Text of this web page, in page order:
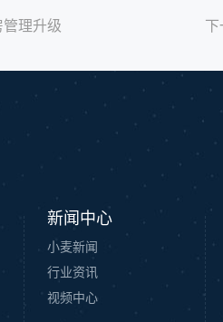
理升级 下
新闻中心
小麦新闻
行业资讯
视频中心